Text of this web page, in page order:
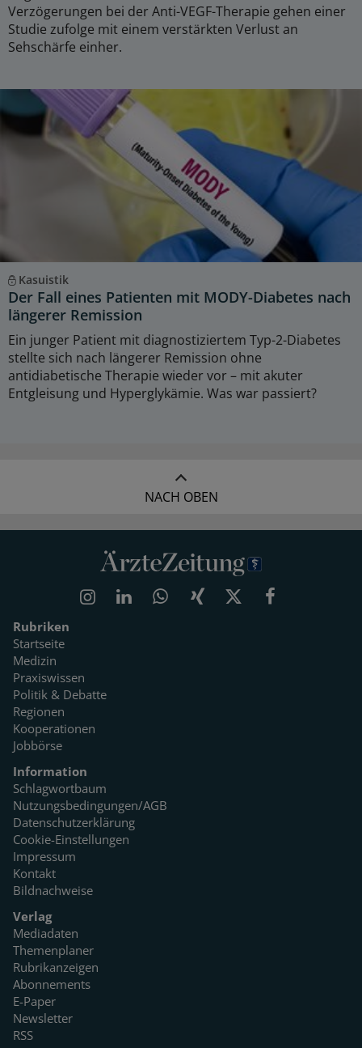
Verzögerungen bei der Anti-VEGF-Therapie gehen einer
Studie zufolge mit einem verstärkten Verlust an
Sehschärfe einher.
Kasuistik
Der Fall eines Patienten mit MODY-Diabetes nach
längerer Remission
Ein junger Patient mit diagnostiziertem Typ-2-Diabetes
stellte sich nach längerer Remission ohne
antidiabetische Therapie wieder vor – mit akuter
Entgleisung und Hyperglykämie. Was war passiert?
NACH OBEN
Rubriken
Startseite
Medizin
Praxiswissen
Politik & Debatte
Regionen
Kooperationen
Jobbörse
Information
Schlagwortbaum
Nutzungsbedingungen/AGB
Datenschutzerklärung
Cookie-Einstellungen
Impressum
Kontakt
Bildnachweise
Verlag
Mediadaten
Themenplaner
Rubrikanzeigen
Abonnements
E-Paper
Newsletter
RSS